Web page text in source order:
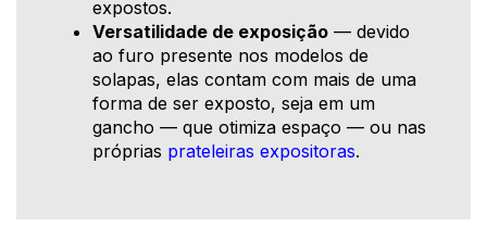
expostos.
Versatilidade de exposição — devido
ao furo presente nos modelos de
solapas, elas contam com mais de uma
forma de ser exposto, seja em um
gancho — que otimiza espaço — ou nas
próprias prateleiras expositoras.